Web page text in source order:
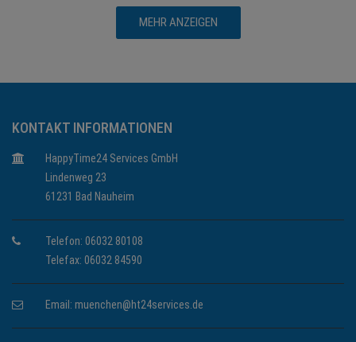
MEHR ANZEIGEN
KONTAKT INFORMATIONEN
HappyTime24 Services GmbH
Lindenweg 23
61231 Bad Nauheim
Telefon: 06032 80108
Telefax: 06032 84590
Email: muenchen@ht24services.de